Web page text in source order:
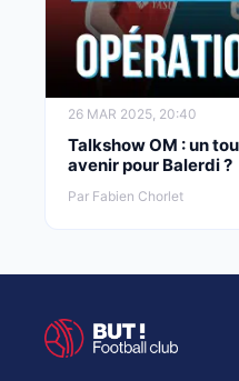
26 MAR 2025, 20:40
Talkshow OM : un
avenir pour Balerdi ?
Par Fabien Chorlet